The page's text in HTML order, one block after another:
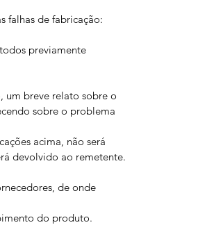
falhas de fabricação:
previamente
breve relato sobre o
sobre o problema
acima, não será
devolvido ao remetente.
de onde
do produto.